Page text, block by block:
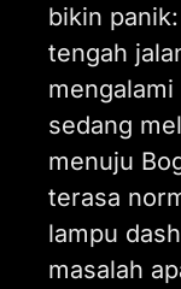
bikin
tengah
sedang
menuju
terasa
lampu
masalah